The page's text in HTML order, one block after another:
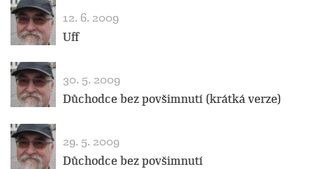
12. 6. 2009
Uff
30. 5. 2009
Důchodce bez povšimnutí (krátká verze)
29. 5. 2009
Důchodce bez povšimnutí